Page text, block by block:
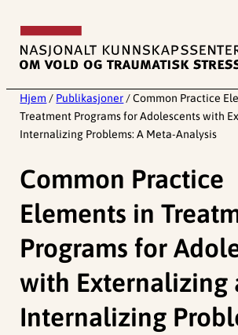
innhold
Hjem / Publikasjoner / Common Practice
Treatment Programs for Adolescents with
Internalizing Problems: A Meta-Analysis
Common Practice
Elements in
Programs for
with Externalizing
Internalizing